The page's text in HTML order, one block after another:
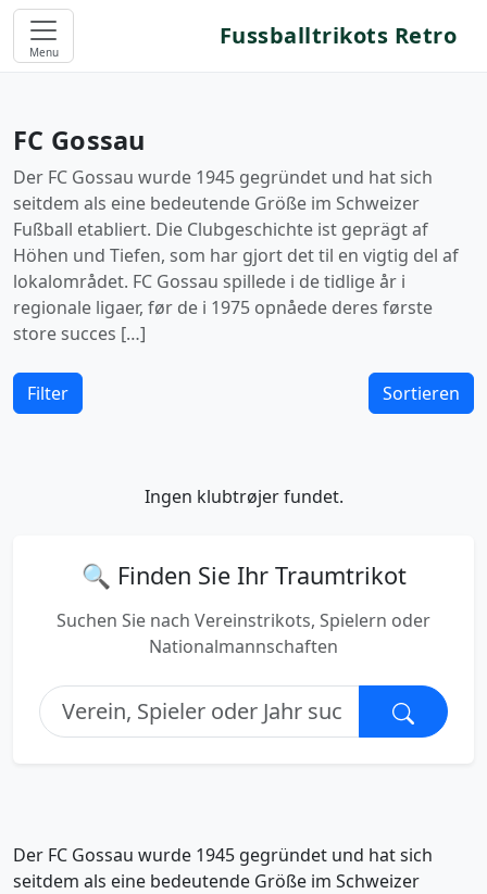
Menu
Fussballtrikots Retro
FC Gossau
Der FC Gossau wurde 1945 gegründet und hat sich
seitdem als eine bedeutende Größe im Schweizer
Fußball etabliert. Die Clubgeschichte ist geprägt af
Höhen und Tiefen, som har gjort det til en vigtig del af
lokalområdet. FC Gossau spillede i de tidlige år i
regionale ligaer, før de i 1975 opnåede deres første
store succes […]
Filter Sortieren
Ingen klubtrøjer fundet.
🔍 Finden Sie Ihr Traumtrikot
Suchen Sie nach Vereinstrikots, Spielern oder
Nationalmannschaften
Der FC Gossau wurde 1945 gegründet und hat sich
seitdem als eine bedeutende Größe im Schweizer